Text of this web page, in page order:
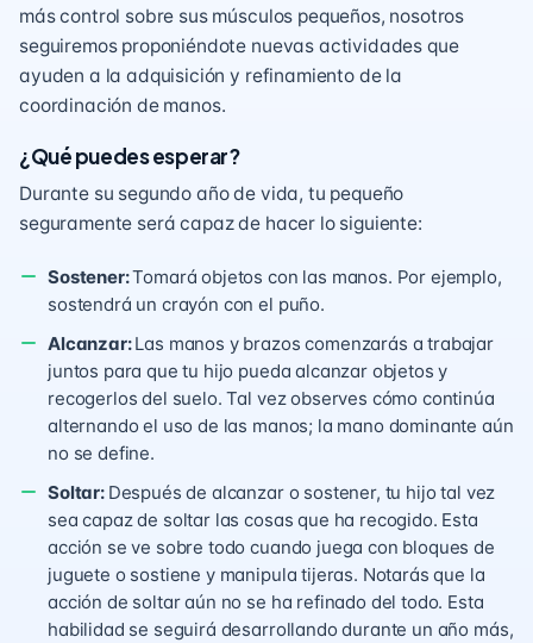
más control sobre sus músculos pequeños, nosotros
seguiremos proponiéndote nuevas actividades que
ayuden a la adquisición y refinamiento de la
coordinación de manos.
¿Qué puedes esperar?
Durante su segundo año de vida, tu pequeño
seguramente será capaz de hacer lo siguiente:
Sostener:Tomará objetos con las manos. Por ejemplo,
sostendrá un crayón con el puño.
Alcanzar:Las manos y brazos comenzarás a trabajar
juntos para que tu hijo pueda alcanzar objetos y
recogerlos del suelo. Tal vez observes cómo continúa
alternando el uso de las manos; la mano dominante aún
no se define.
Soltar: Después de alcanzar o sostener, tu hijo tal vez
sea capaz de soltar las cosas que ha recogido. Esta
acción se ve sobre todo cuando juega con bloques de
juguete o sostiene y manipula tijeras. Notarás que la
acción de soltar aún no se ha refinado del todo. Esta
habilidad se seguirá desarrollando durante un año más,